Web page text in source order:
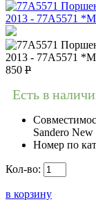
850 Р
Есть в
Sandero New
Номер по
Кол-во:
в корзину